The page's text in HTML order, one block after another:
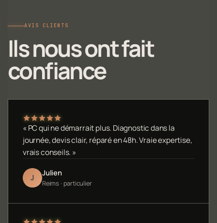
AVIS CLIENTS
Ils nous ont fait
confiance
« PC qui ne démarrait plus. Diagnostic dans la
journée, devis clair, réparé en 48h. Vraie expertise,
vrais conseils. »
J Julien
Reims · particulier